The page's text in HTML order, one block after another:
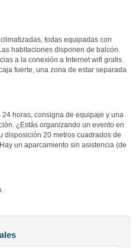
todas equipadas con
habitaciones disponen de balcón.
a la conexión a Internet wifi gratis.
fuerte, una zona de estar separada
horas, consigna de equipaje y una
¿Estás organizando un evento en
disposición 20 metros cuadrados de
un aparcamiento sin asistencia (de